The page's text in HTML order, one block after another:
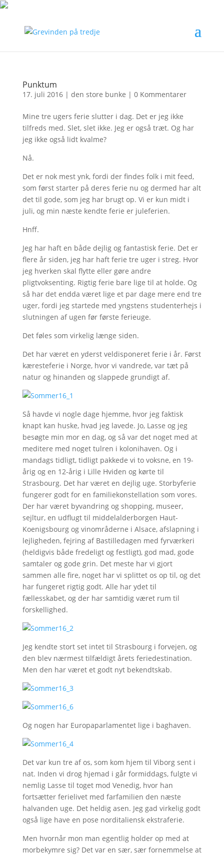
Punktum
17. juli 2016| den store bunke | 0 Kommentarer
Mine tre ugers ferie slutter i dag. Det er jeg ikke
tilfreds med. Slet, slet ikke. Jeg er også træt. Og har
jeg ikke også lidt kvalme?
Nå.
Det er nok mest ynk, fordi der findes folk i mit feed,
som først starter på deres ferie nu og dermed har alt
det til gode, som jeg har brugt op. Vi er kun midt i
juli, og min næste kendte ferie er juleferien.
Hnff.
Jeg har haft en både dejlig og fantastisk ferie. Det er
flere år siden, jeg har haft ferie tre uger i streg. Hvor
jeg hverken skal flytte eller gøre andre
pligtvoksenting. Rigtig ferie bare lige til at holde. Og
så har det endda været lige et par dage mere end tre
uger, fordi jeg startede med yngstens studenterhejs i
slutningen af ugen før første ferieuge.
Det føles som virkelig længe siden.
Det har været en yderst veldisponeret ferie i år. Først
kæresteferie i Norge, hvor vi vandrede, var tæt på
natur og hinanden og slappede grundigt af.
Så havde vi nogle dage hjemme, hvor jeg faktisk
knapt kan huske, hvad jeg lavede. Jo, Lasse og jeg
besøgte min mor en dag, og så var det noget med at
meditere med noget tulren i kolonihaven. Og i
mandags tidligt, tidligt pakkede vi to voksne, en 19-
årig og en 12-årig i Lille Hviden og kørte til
Strasbourg. Det har været en dejlig uge. Storbyferie
fungerer godt for en familiekonstellation som vores.
Der har været byvandring og shopping, museer,
sejltur, en udflugt til middelalderborgen Haut-
Koenigsbourg og vinområderne i Alsace, afslapning i
lejligheden, fejring af Bastilledagen med fyrværkeri
(heldigvis både fredeligt og festligt), god mad, gode
samtaler og gode grin. Det meste har vi gjort
sammen alle fire, noget har vi splittet os op til, og det
har fungeret rigtig godt. Alle har ydet til
fællesskabet, og der har samtidig været rum til
forskellighed.
Jeg kendte stort set intet til Strasbourg i forvejen, og
den blev nærmest tilfældigt årets feriedestination.
Men den har været et godt nyt bekendtskab.
Og nogen har Europaparlamentet lige i baghaven.
Det var kun tre af os, som kom hjem til Viborg sent i
nat. Inden vi drog hjemad i går formiddags, fulgte vi
nemlig Lasse til toget mod Venedig, hvor han
fortsætter ferielivet med farfamilien den næste
halvanden uge. Det heldig asen. Jeg gad virkelig godt
også lige have en pose norditaliensk ekstraferie.
Men hvornår mon man egentlig holder op med at
morbekymre sig? Det var en sær, sær fornemmelse at